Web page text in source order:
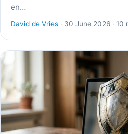
en…
David de Vries · 30 June 2026 · 10